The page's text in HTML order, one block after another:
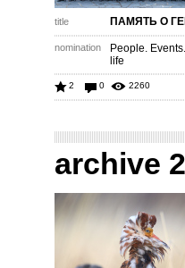
title ПАМЯТЬ О
nomination
People.
life
2 0 2260
archive